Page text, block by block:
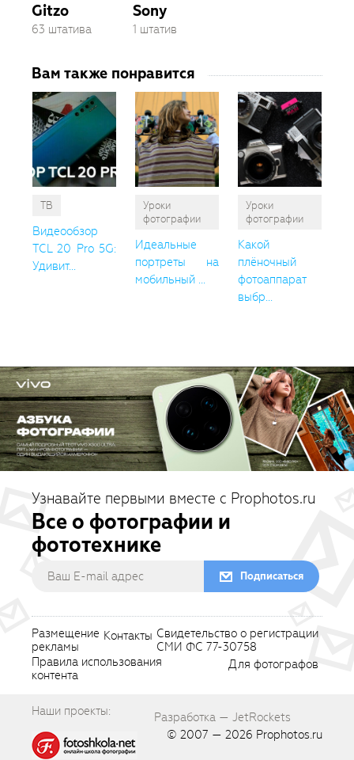
Gitzo
63 штатива
Sony
1 штатив
Вам также понравится
ТВ
Видеообзор
TCL 20 Pro 5G:
Удивит...
Уроки
фотографии
Идеальные
портреты на
мобильный ...
Уроки
фотографии
Какой
плёночный
фотоаппарат
выбр...
Узнавайте первыми вместе с Prophotos.ru
Все о фотографии и
фототехнике
Подписаться
Размещение
рекламы
Контакты Свидетельство о регистрации
СМИ ФС 77-30758
Правила использования
контента
Для фотографов
Наши проекты:
Разработка — JetRockets
© 2007 — 2026 Prophotos.ru